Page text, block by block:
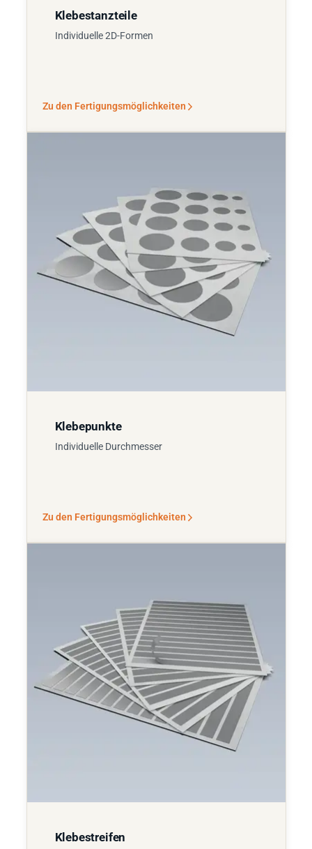
Klebestanzteile
Individuelle 2D-Formen
Zu den Fertigungsmöglichkeiten
Klebepunkte
Individuelle Durchmesser
Zu den Fertigungsmöglichkeiten
Klebestreifen